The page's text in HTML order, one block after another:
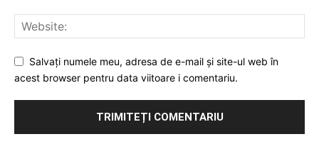
Salvați numele meu, adresa de e-mail și site-ul web în
acest browser pentru data viitoare i comentariu.